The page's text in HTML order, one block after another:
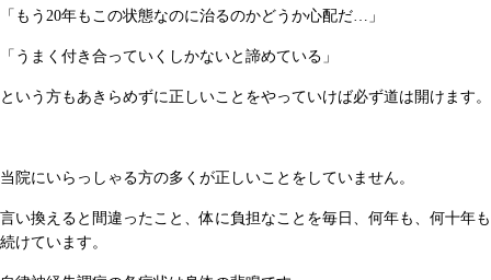
「もう20年もこの状態なのに治るのかどうか心配だ…」
「うまく付き合っていくしかないと諦めている」
という方もあきらめずに正しいことをやっていけば必ず道は開けます。
当院にいらっしゃる方の多くが正しいことをしていません。
言い換えると間違ったこと、体に負担なことを毎日、何年も、何十年も
続けています。